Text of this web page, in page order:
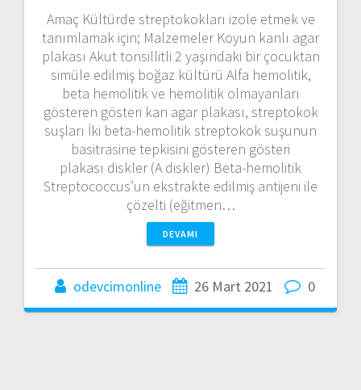
Amaç Kültürde streptokokları izole etmek ve
tanımlamak için; Malzemeler Koyun kanlı agar
plakası Akut tonsillitli 2 yaşındaki bir çocuktan
simüle edilmiş boğaz kültürü Alfa hemolitik,
beta hemolitik ve hemolitik olmayanları
gösteren gösteri kan agar plakası, streptokok
suşları İki beta-hemolitik streptokok suşunun
basitrasine tepkisini gösteren gösteri
plakası diskler (A diskler) Beta-hemolitik
Streptococcus’un ekstrakte edilmiş antijeni ile
çözelti (eğitmen…
DEVAMI
odevcimonline 26 Mart 2021 0